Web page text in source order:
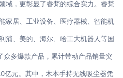
域，更彰显了睿梵的综合实力。睿梵
家居、工业设备、医疗器械、智能机
浦、美的、海尔、哈工大机器人等国
众多爆款产品，累计带动产品销量突
亿元。其中，木本手持无线吸尘器凭